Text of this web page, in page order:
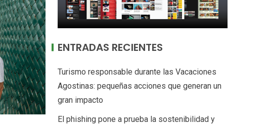
ENTRADAS RECIENTES
Turismo responsable durante las Vacaciones
Agostinas: pequeñas acciones que generan un
gran impacto
El phishing pone a prueba la sostenibilidad y